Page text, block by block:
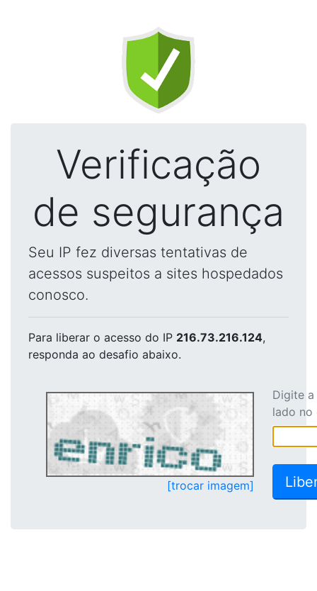
Verificação
de segurança
Seu IP fez diversas tentativas de
acessos suspeitos a sites hospedados
conosco.
Para liberar o acesso do IP 216.73.216.124,
responda ao desafio abaixo.
[trocar imagem]
Digite
lado no